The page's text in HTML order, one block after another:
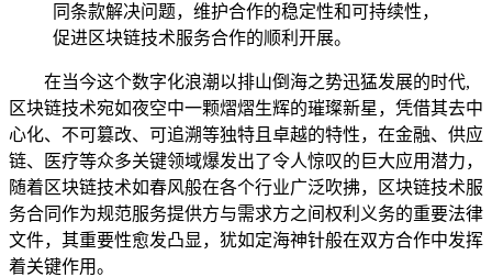
同条款解决问题，维护合作的稳定性和可持续性，
促进区块链技术服务合作的顺利开展。
在当今这个数字化浪潮以排山倒海之势迅猛发展的时代,
区块链技术宛如夜空中一颗熠熠生辉的璀璨新星，凭借其去中
心化、不可篡改、可追溯等独特且卓越的特性，在金融、供应
链、医疗等众多关键领域爆发出了令人惊叹的巨大应用潜力，
随着区块链技术如春风般在各个行业广泛吹拂，区块链技术服
务合同作为规范服务提供方与需求方之间权利义务的重要法律
文件，其重要性愈发凸显，犹如定海神针般在双方合作中发挥
着关键作用。